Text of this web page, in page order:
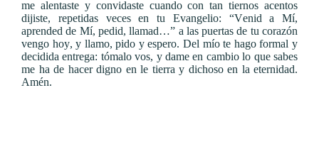
me alentaste y convidaste cuando con tan tiernos acentos
dijiste, repetidas veces en tu Evangelio: “Venid a Mí,
aprended de Mí, pedid, llamad…” a las puertas de tu corazón
vengo hoy, y llamo, pido y espero. Del mío te hago formal y
decidida entrega: tómalo vos, y dame en cambio lo que sabes
me ha de hacer digno en le tierra y dichoso en la eternidad.
Amén.